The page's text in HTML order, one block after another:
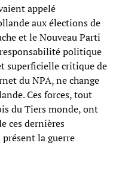
appelé
aux élections de
et le Nouveau Parti
politique
superficielle critique de
du NPA, ne change
Ces forces, tout
du Tiers monde, ont
ces dernières
la guerre